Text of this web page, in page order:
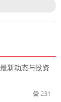
新动态与投资
231